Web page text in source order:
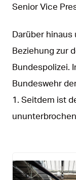
Senior Vice
Darüber
Beziehung zur
Bundespolizei.
Bundeswehr
1. Seitdem ist